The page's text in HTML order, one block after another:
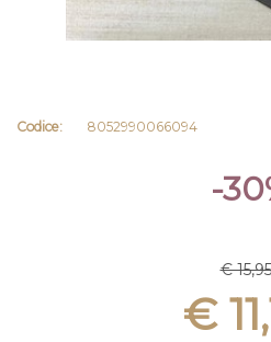
Codice: 8052990066094
-
€ 15,95
€